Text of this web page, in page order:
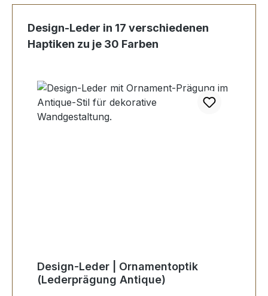
Produktgalerie überspringen
Design-Leder in 17 verschiedenen
Haptiken zu je 30 Farben
Design-Leder | Ornamentoptik
(Lederprägung Antique)